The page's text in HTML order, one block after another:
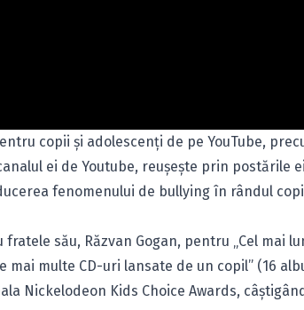
copii și adolescenți de pe YouTube,
ei de Youtube, reușește prin postările
fenomenului de bullying în rândul
său, Răzvan Gogan, pentru „Cel mai
mai multe CD-uri lansate de un copil” (16
Nickelodeon Kids Choice Awards,